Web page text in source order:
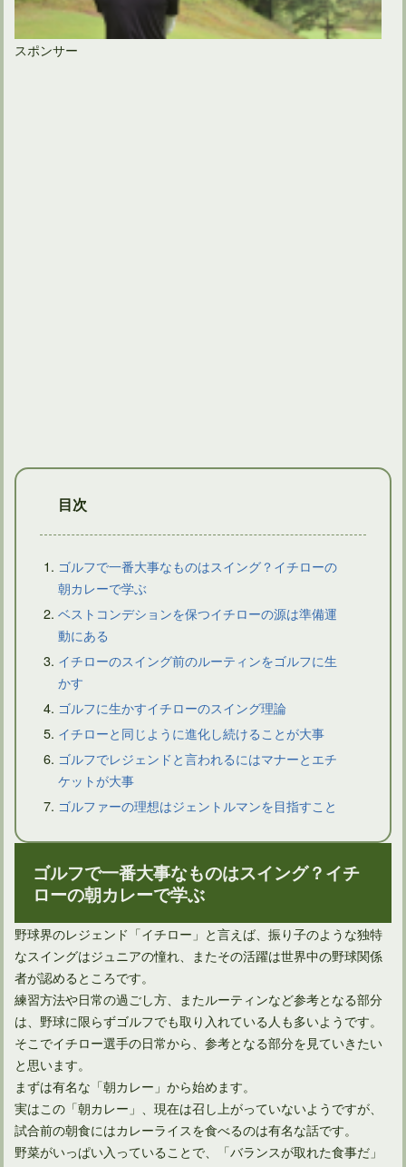
ゴルフ上達！素振り1000回で目指せシングル仲間入り！？
ゴルフでコックが原因のダフリと分かるのは中級以上が必要？
ゴルフ上達の鍵となるアドレスは足の位置を決めることが大事
スポンサー
目次
ゴルフで一番大事なものはスイング？イチローの
朝カレーで学ぶ
ベストコンデションを保つイチローの源は準備運
動にある
イチローのスイング前のルーティンをゴルフに生
かす
ゴルフに生かすイチローのスイング理論
イチローと同じように進化し続けることが大事
ゴルフでレジェンドと言われるにはマナーとエチ
ケットが大事
ゴルファーの理想はジェントルマンを目指すこと
ゴルフで一番大事なものはスイング？イチ
ローの朝カレーで学ぶ
野球界のレジェンド「イチロー」と言えば、振り子のような独特
なスイングはジュニアの憧れ、またその活躍は世界中の野球関係
者が認めるところです。
練習方法や日常の過ごし方、またルーティンなど参考となる部分
は、野球に限らずゴルフでも取り入れている人も多いようです。
そこでイチロー選手の日常から、参考となる部分を見ていきたい
と思います。
まずは有名な「朝カレー」から始めます。
実はこの「朝カレー」、現在は召し上がっていないようですが、
試合前の朝食にはカレーライスを食べるのは有名な話です。
野菜がいっぱい入っていることで、「バランスが取れた食事だ」